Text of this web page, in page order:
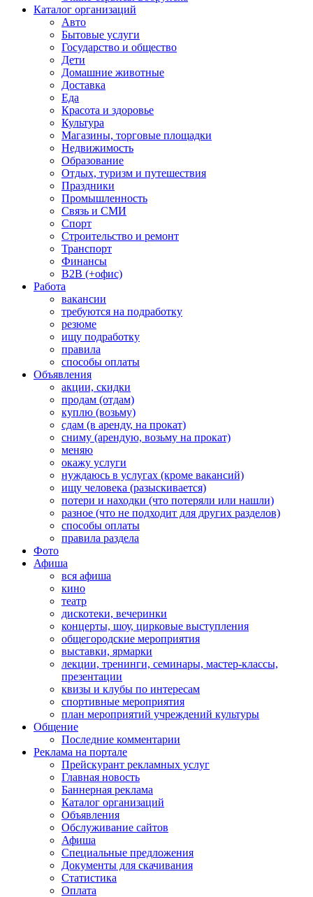
Каталог организаций
Авто
Бытовые услуги
Государство и общество
Дети
Домашние животные
Доставка
Еда
Красота и здоровье
Культура
Магазины, торговые площадки
Недвижимость
Образование
Отдых, туризм и путешествия
Праздники
Промышленность
Связь и СМИ
Спорт
Строительство и ремонт
Транспорт
Финансы
B2B (+офис)
Работа
вакансии
требуются на подработку
резюме
ищу подработку
правила
способы оплаты
Объявления
акции, скидки
продам (отдам)
куплю (возьму)
сдам (в аренду, на прокат)
сниму (арендую, возьму на прокат)
меняю
окажу услуги
нуждаюсь в услугах (кроме вакансий)
ищу человека (разыскивается)
потери и находки (что потеряли или нашли)
разное (что не подходит для других разделов)
способы оплаты
правила раздела
Фото
Афиша
вся афиша
кино
театр
дискотеки, вечеринки
концерты, шоу, цирковые выступления
общегородские мероприятия
выставки, ярмарки
лекции, тренинги, семинары, мастер-классы,
презентации
квизы и клубы по интересам
спортивные мероприятия
план мероприятий учреждений культуры
Общение
Последние комментарии
Реклама на портале
Прейскурант рекламных услуг
Главная новость
Баннерная реклама
Каталог организаций
Объявления
Обслуживание сайтов
Афиша
Специальные предложения
Документы для скачивания
Статистика
Оплата